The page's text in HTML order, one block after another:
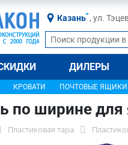
Казань , ул.
ДИЛЕРЫ
КРОВАТИ ПОЧТОВЫЕ ЯЩИКИ
по ширине
Пластиковая тара